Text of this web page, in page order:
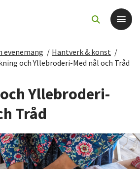
evenemang
evenemang / Hantverk & konst /
och Yllebroderi-Med nål och Tråd
Yllebroderi-
Tråd